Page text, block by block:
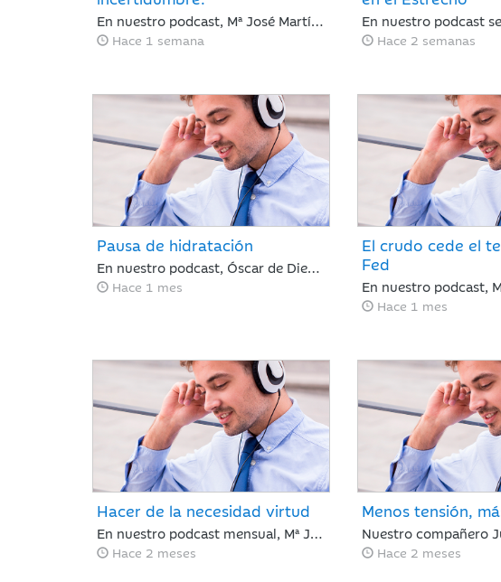
En nuestro podcast, Mª José Martínez Blázquez, analiza los tres factores que arrastran a las bolsas internacionales a su segunda semana de pérdidas: la escalada del petróleo, las tensiones geopolíticas en Oriente Medio y las fuertes correcciones en el sector tecnológico tras los resultados de Alphabet y Tesla. Además, revisa la postura del BCE con los tipos en el 2,25% y las nuevas tarifas arancelarias de EE. UU. En un entorno de tipos elevados, los inversores cambian las reglas: ya no bastan las promesas, ahora se exige disciplina de inversión y generación de caja.
Hace 1 semana Hace 2 semanas
Pausa de hidratación
En nuestro podcast, Óscar de Diego analiza un mes de junio marcado por la pausa de hidratación en la renta variable y los avances en renta fija, clave para que Ibercaja Gestión cierre un primer semestre redondo con todos sus productos en positivo. De cara al verano, el mercado recalibrará el escenario atento a la macroeconomía y a la próxima temporada de resultados.
Hace 1 mes
El crudo cede el
Fed
Hace 1 mes
Hacer de la necesidad virtud
En nuestro podcast mensual, Mª José Martínez Blázquez, analiza un mes de Mayo que ha cerrado en positivo impulsado por resultados corporativos y el auge global de la inteligencia artificial. El petróleo descendió un 19% tras reducirse la tensión en el estrecho de Ormuz, mientras que la renta fija mostró recuperación ante la estabilización de la deuda pública. En este contexto, el mercado demostró ser caprichoso, haciendo clave ignorar el ruido a corto plazo.
Hace 2 meses
Menos tensión,
Hace 2 meses